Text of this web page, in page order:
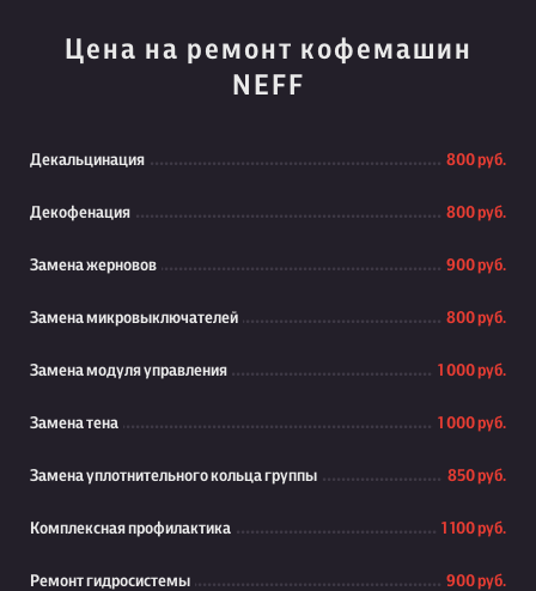
Цена на ремонт кофемашин
NEFF
Декальцинация 800 руб.
Декофенация 800 руб.
Замена жерновов 900 руб.
Замена микровыключателей 800 руб.
Замена модуля управления 1 000 руб.
Замена тена 1 000 руб.
Замена уплотнительного кольца группы 850 руб.
Комплексная профилактика 1 100 руб.
Ремонт гидросистемы 900 руб.